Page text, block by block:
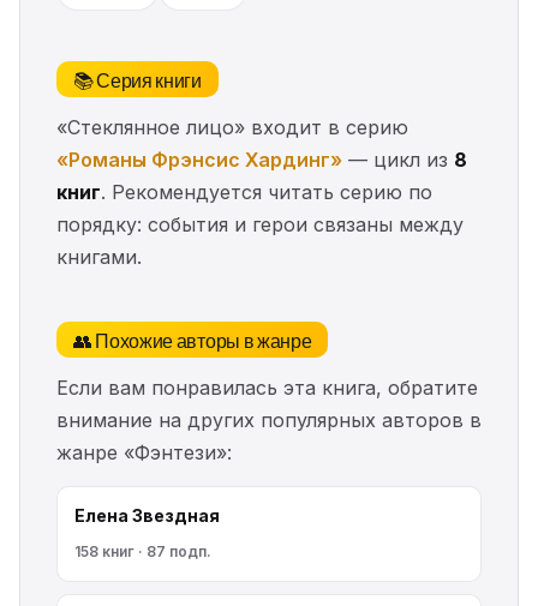
📚 Серия книги
«Стеклянное лицо» входит в серию
«Романы Фрэнсис Хардинг» — цикл из 8
книг. Рекомендуется читать серию по
порядку: события и герои связаны между
книгами.
👥 Похожие авторы в жанре
Если вам понравилась эта книга, обратите
внимание на других популярных авторов в
жанре «Фэнтези»:
Елена Звездная
158 книг · 87 подп.